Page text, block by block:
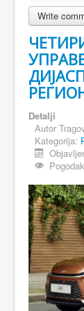
Write
Detalji
Autor
Kategorija: